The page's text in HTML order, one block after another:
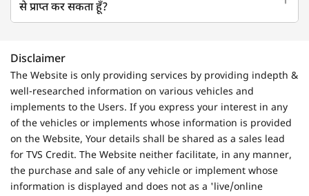
से प्राप्त कर सकता हूँ?
Disclaimer
The Website is only providing services by providing indepth &
well-researched information on various vehicles and
implements to the Users. If you express your interest in any
of the vehicles or implements whose information is provided
on the Website, Your details shall be shared as a sales lead
for TVS Credit. The Website neither facilitate, in any manner,
the purchase and sale of any vehicle or implement whose
information is displayed and does not as a 'live/online